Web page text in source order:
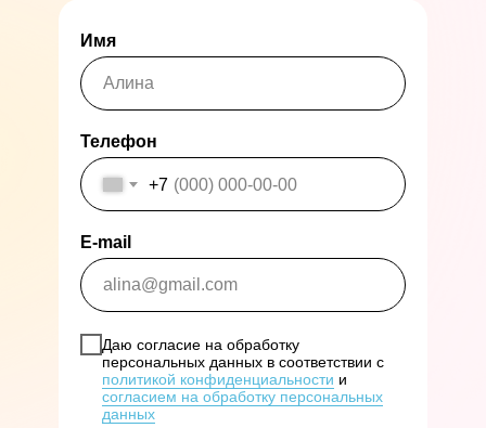
Имя
Телефон
+7
E-mail
Даю согласие на обработку
персональных данных в соответствии с
политикой конфиденциальности и
согласием на обработку персональных
данных
Шеф-кондитер, преподаватель
и основатель школы «Cake School»
В 2015 году открылашколу для
кондитеровв Москве и провела